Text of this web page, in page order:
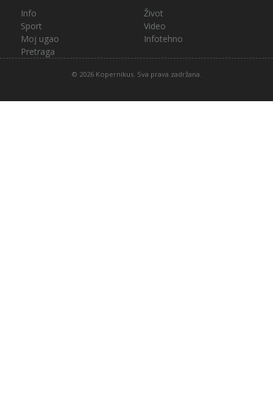
Info
Život
Sport
Video
Moj ugao
Infotehno
Pretraga
© 2026 Kopernikus. Sva prava zadržana.